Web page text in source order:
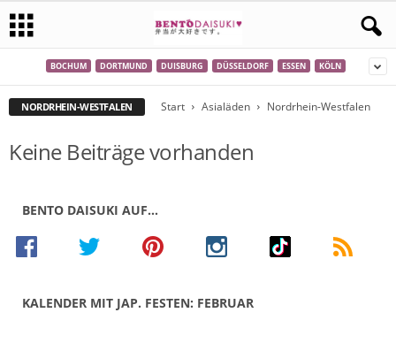
BOCHUM DORTMUND DUISBURG DÜSSELDORF ESSEN KÖLN
NORDRHEIN-WESTFALEN Start Asialäden Nordrhein-Westfalen
Keine Beiträge vorhanden
BENTO DAISUKI AUF…
KALENDER MIT JAP. FESTEN: FEBRUAR